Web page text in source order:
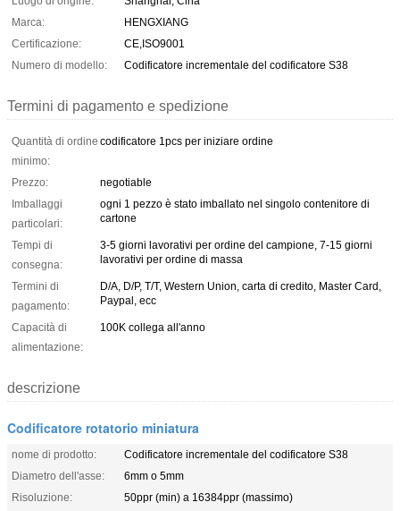
Marca:
HENGXIANG
Certificazione:
CE,ISO9001
Numero di modello:
Codificatore incrementale del codificatore S38
Termini di pagamento e spedizione
Quantità di ordine
minimo:
codificatore 1pcs per iniziare ordine
Prezzo:
negotiable
Imballaggi
particolari:
ogni 1 pezzo è stato imballato nel singolo contenitore di
cartone
Tempi di
consegna:
3-5 giorni lavorativi per ordine del campione, 7-15 giorni
lavorativi per ordine di massa
Termini di
pagamento:
D/A, D/P, T/T, Western Union, carta di credito, Master Card,
Paypal, ecc
Capacità di
alimentazione:
100K collega all'anno
descrizione
Codificatore rotatorio miniatura
nome di prodotto:
Codificatore incrementale del codificatore S38
Diametro dell'asse:
6mm o 5mm
Risoluzione:
50ppr (min) a 16384ppr (massimo)